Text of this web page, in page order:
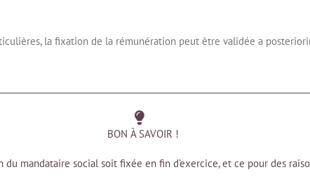
la fixation de la rémunération peut être validée a
BON À SAVOIR !
mandataire social soit fixée en fin d’exercice, et ce pour des